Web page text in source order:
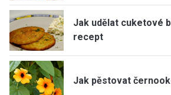
Jak udělat cuketové
recept
Jak pěstovat